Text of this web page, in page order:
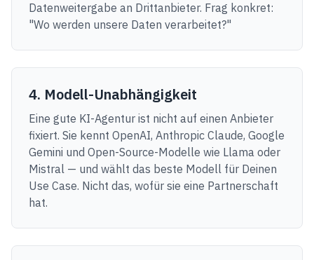
Datenweitergabe an Drittanbieter. Frag konkret:
"Wo werden unsere Daten verarbeitet?"
4. Modell-Unabhängigkeit
Eine gute KI-Agentur ist nicht auf einen Anbieter
fixiert. Sie kennt OpenAI, Anthropic Claude, Google
Gemini und Open-Source-Modelle wie Llama oder
Mistral — und wählt das beste Modell für Deinen
Use Case. Nicht das, wofür sie eine Partnerschaft
hat.